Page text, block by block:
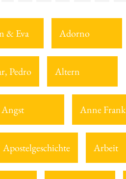
& Eva Adorno
Pedro Altern
Angst Anne Frank
Apostelgeschichte Arbeit